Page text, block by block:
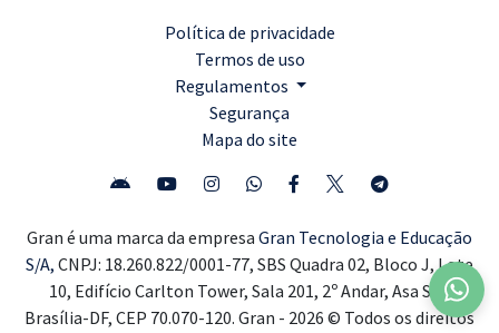
Política de privacidade
Termos de uso
Regulamentos
Segurança
Mapa do site
Gran é uma marca da empresa Gran Tecnologia e Educação
S/A, CNPJ: 18.260.822/0001-77, SBS Quadra 02, Bloco J, Lote
10, Edifício Carlton Tower, Sala 201, 2º Andar, Asa Sul,
Brasília-DF, CEP 70.070-120. Gran - 2026 © Todos os direitos